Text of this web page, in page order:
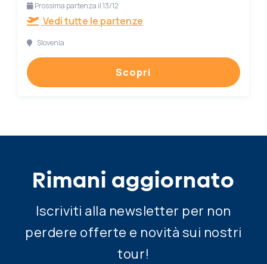
Prossima partenza il 13/12
Vedi tutte le partenze
Slovenia
Scopri
Rimani aggiornato
Iscriviti alla newsletter per non
perdere offerte e novità sui nostri
tour!